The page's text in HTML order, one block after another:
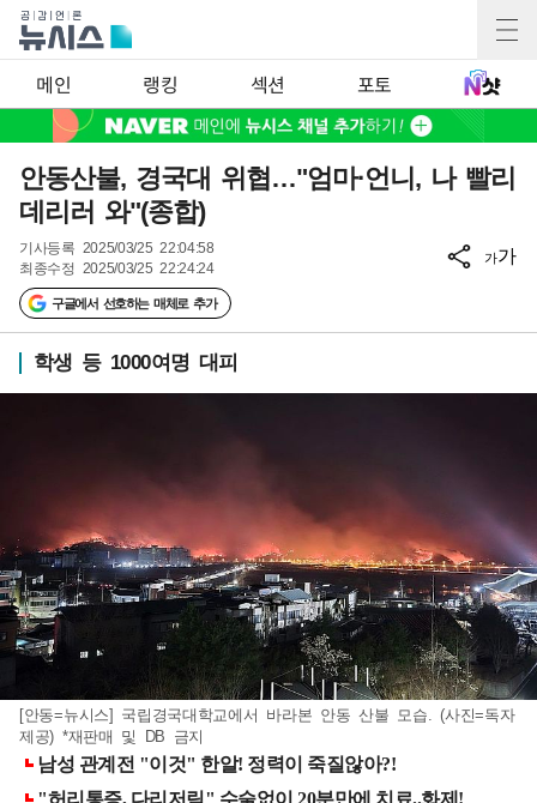
메인 랭킹 섹션 포토
안동산불, 경국대 위협…"엄마·언니, 나 빨리
데리러 와"(종합)
기사등록 2025/03/25 22:04:58
최종수정 2025/03/25 22:24:24
구글에서 선호하는 매체로 추가
가가
학생 등 1000여명 대피
[안동=뉴시스] 국립경국대학교에서 바라본 안동 산불 모습. (사진=독자
제공) *재판매 및 DB 금지